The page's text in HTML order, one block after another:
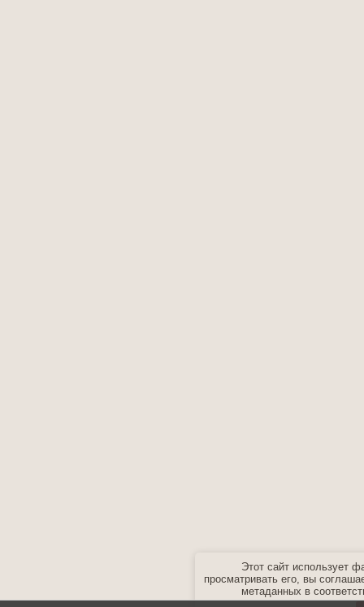
Этот сайт использует
просматривать его, вы
метаданных в